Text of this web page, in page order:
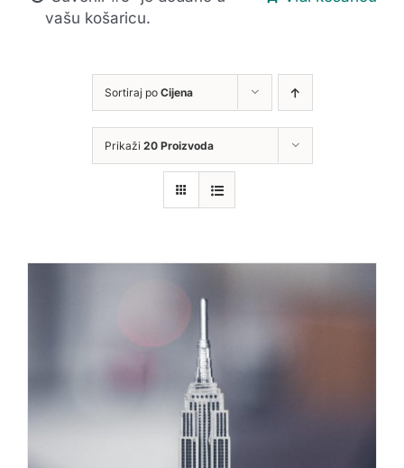
vašu košaricu.
Sortiraj po Cijena
Prikaži 20 Proizvoda